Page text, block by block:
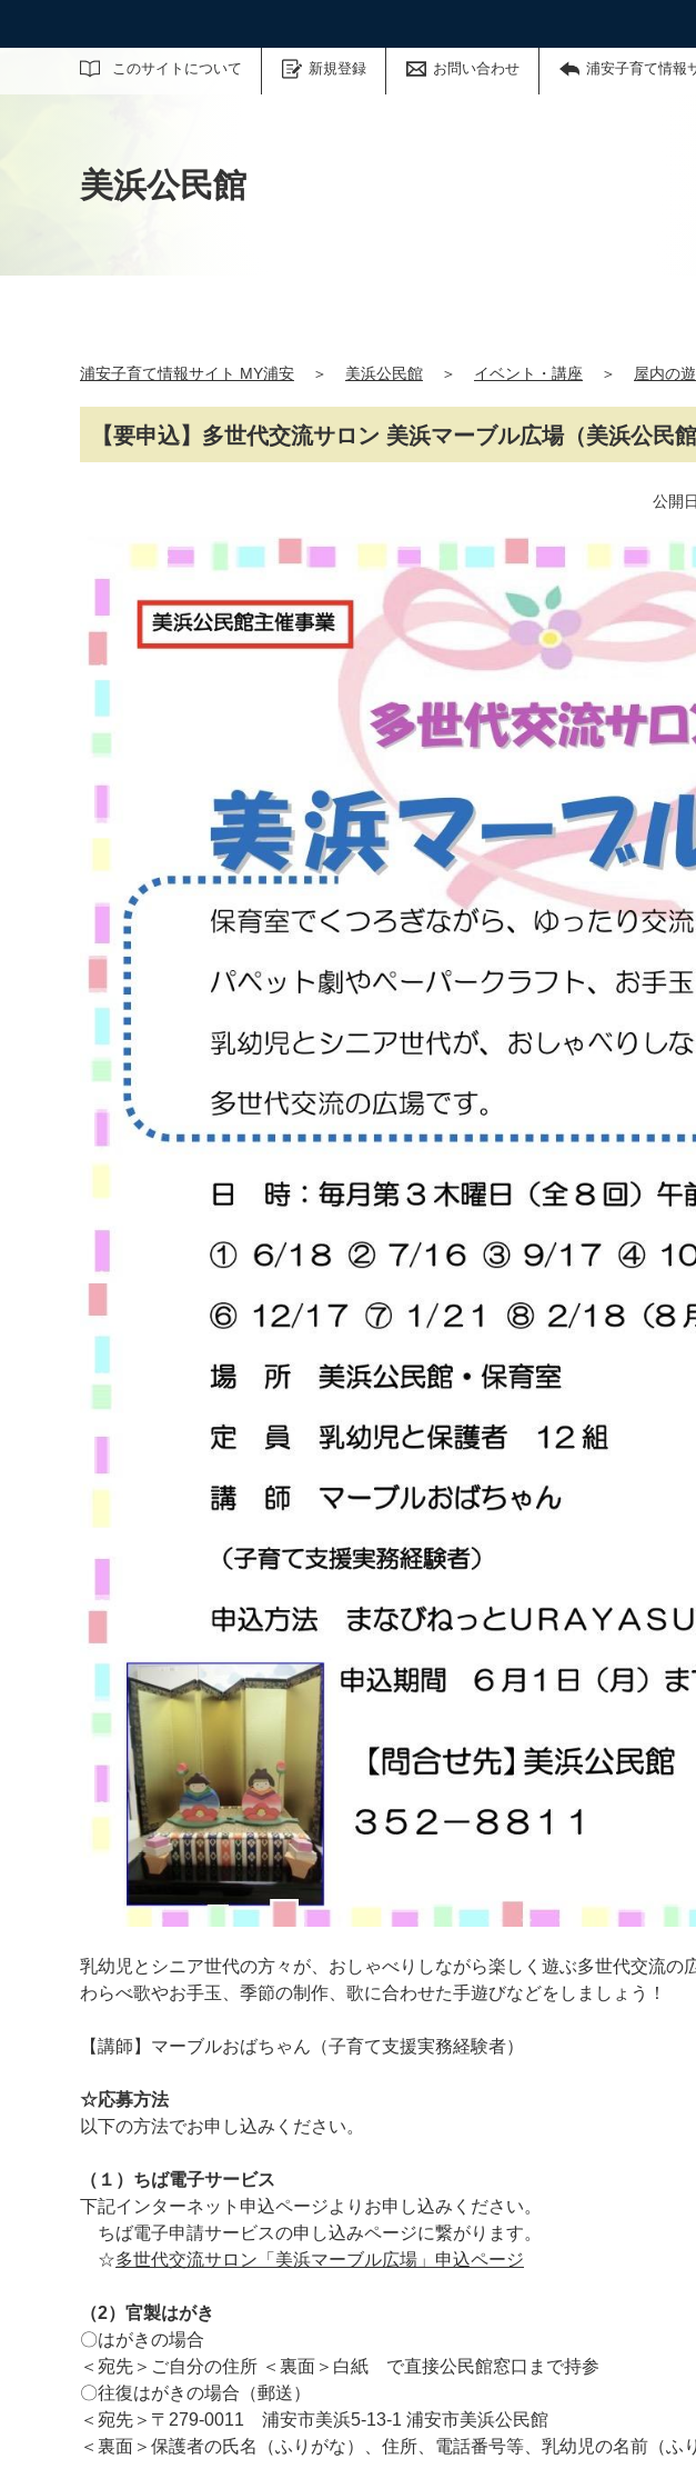
このサイトについて 新規登録 お問い合わせ 浦安子育て情報
サイト内検索
美浜公民館
浦安子育て情報サイト MY浦安 ＞ 美浜公民館 ＞ イベント・講座 ＞ 屋内の
【要申込】多世代交流サロン 美浜マーブル広場（美浜公民館
公開
乳幼児とシニア世代の方々が、おしゃべりしながら楽しく遊ぶ多世代交流の
わらべ歌やお手玉、季節の制作、歌に合わせた手遊びなどをしましょう！
【講師】マーブルおばちゃん（子育て支援実務経験者）
☆応募方法
以下の方法でお申し込みください。
（１）ちば電子サービス
下記インターネット申込ページよりお申し込みください。
ちば電子申請サービスの申し込みページに繋がります。
☆多世代交流サロン「美浜マーブル広場」申込ページ
（2）官製はがき
〇はがきの場合
＜宛先＞ご自分の住所 ＜裏面＞白紙 で直接公民館窓口まで持参
〇往復はがきの場合（郵送）
＜宛先＞〒279-0011 浦安市美浜5-13-1 浦安市美浜公民館
＜裏面＞保護者の氏名（ふりがな）、住所、電話番号等、乳幼児の名前（ふ